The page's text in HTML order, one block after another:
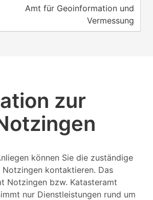
Amt für Geoinformation und
Vermessung
zur
können Sie die zuständige
kontaktieren. Das
Notzingen bzw. Katasteramt
nur Dienstleistungen rund um